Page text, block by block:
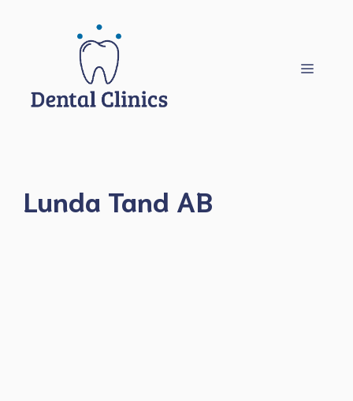
Meny
Lunda Tand AB